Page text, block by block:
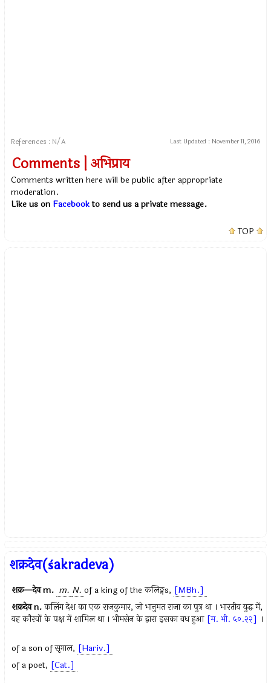
References : N/A Last Updated : November 11, 2016
Comments | अभिप्राय
Comments written here will be public after appropriate
moderation.
Like us on Facebookto send us a private message.
TOP
शक्रदेव(śakradeva)
शक्र—देवm. m. N. of a king of theकलिङ्गs, [MBh.]
शक्रदेवn. कलिंग देश का एक राजकुमार, जो भानुमत राजा का पुत्र था । भारतीय युद्ध में,
यह कौरवों के पक्ष में शामिल था । भीमसेन के द्वारा इसका वध हुआ [म. भी. ५०.२२] ।
of a son ofसृगाल, [Hariv.]
of a poet, [Cat.]